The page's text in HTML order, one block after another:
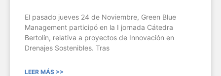
El pasado jueves 24 de Noviembre, Green Blue
Management participó en la I jornada Cátedra
Bertolín, relativa a proyectos de Innovación en
Drenajes Sostenibles. Tras
LEER MÁS >>